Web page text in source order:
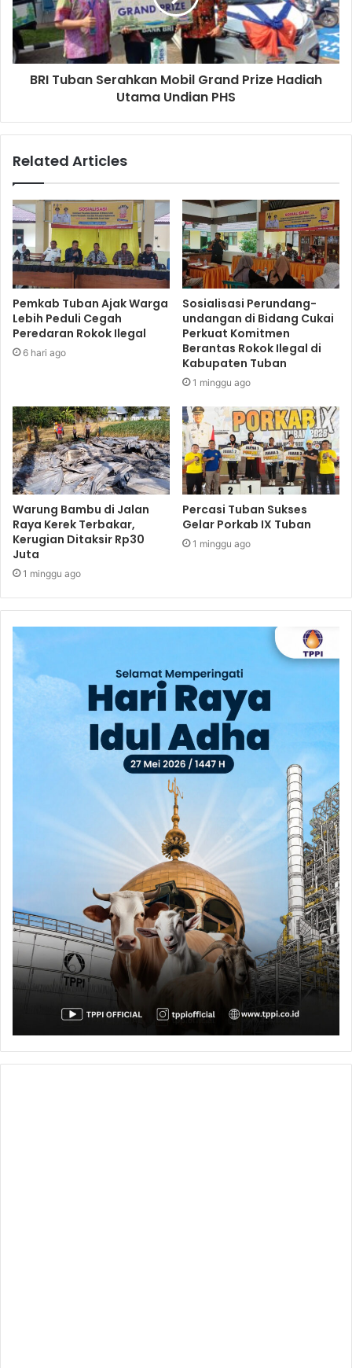
BRI Tuban Serahkan Mobil Grand Prize Hadiah
Utama Undian PHS
Related Articles
Pemkab Tuban Ajak Warga
Lebih Peduli Cegah
Peredaran Rokok Ilegal
6 hari ago
Sosialisasi Perundang-
undangan di Bidang Cukai
Perkuat Komitmen
Berantas Rokok Ilegal di
Kabupaten Tuban
1 minggu ago
Warung Bambu di Jalan
Raya Kerek Terbakar,
Kerugian Ditaksir Rp30
Juta
1 minggu ago
Percasi Tuban Sukses
Gelar Porkab IX Tuban
1 minggu ago